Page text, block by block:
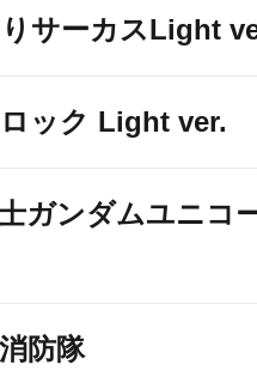
サーカスLight
ック Light ver.
ガンダムユニコ
防隊